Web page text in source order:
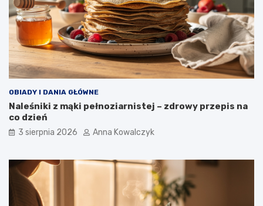
OBIADY I DANIA GŁÓWNE
Naleśniki z mąki pełnoziarnistej – zdrowy przepis na
co dzień
3 sierpnia 2026 Anna Kowalczyk